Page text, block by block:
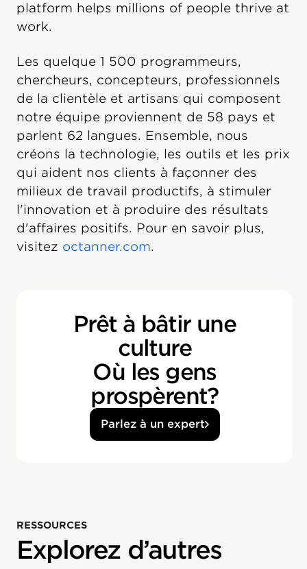
platform helps millions of people thrive at
work.
Les quelque 1 500 programmeurs,
chercheurs, concepteurs, professionnels
de la clientèle et artisans qui composent
notre équipe proviennent de 58 pays et
parlent 62 langues. Ensemble, nous
créons la technologie, les outils et les prix
qui aident nos clients à façonner des
milieux de travail productifs, à stimuler
l'innovation et à produire des résultats
d'affaires positifs. Pour en savoir plus,
visitez octanner.com.
Prêt à bâtir une
culture
Où les gens
prospèrent?
Parlez à un expert
RESSOURCES
Explorez d’autres